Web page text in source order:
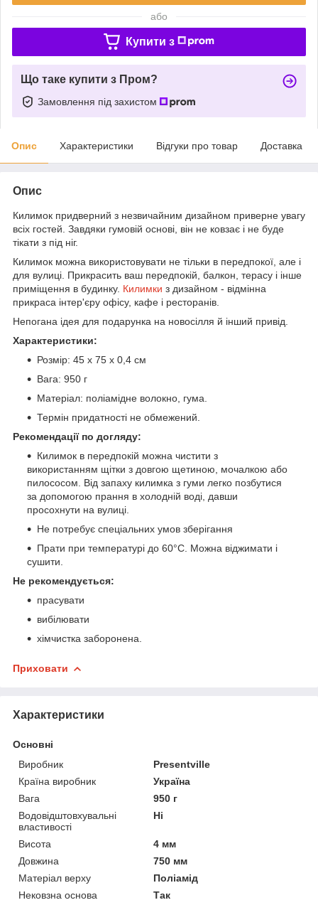
або
Купити з
Що таке купити з Пром?
Замовлення під захистом
Опис Характеристики Відгуки про товар Доставка
Опис
Килимок придверний з незвичайним дизайном приверне увагу
всіх гостей. Завдяки гумовій основі, він не ковзає і не буде
тікати з під ніг.
Килимок можна використовувати не тільки в передпокої, але і
для вулиці. Прикрасить ваш передпокій, балкон, терасу і інше
приміщення в будинку. Килимки з дизайном - відмінна
прикраса інтер'єру офісу, кафе і ресторанів.
Непогана ідея для подарунка на новосілля й інший привід.
Характеристики:
Розмір: 45 х 75 х 0,4 см
Вага: 950 г
Матеріал: поліамідне волокно, гума.
Термін придатності не обмежений.
Рекомендації по догляду:
Килимок в передпокій можна чистити з
використанням щітки з довгою щетиною, мочалкою або
пилососом. Від запаху килимка з гуми легко позбутися
за допомогою прання в холодній воді, давши
просохнути на вулиці.
Не потребує спеціальних умов зберігання
Прати при температурі до 60°С. Можна віджимати і
сушити.
Не рекомендується:
прасувати
вибілювати
хімчистка заборонена.
Приховати
Характеристики
Основні
Виробник
Presentville
Країна виробник
Україна
Вага
950 г
Водовідштовхувальні
властивості
Ні
Висота
4 мм
Довжина
750 мм
Матеріал верху
Поліамід
Нековзна основа
Так